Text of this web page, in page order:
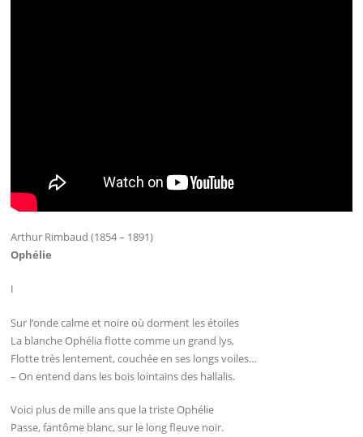
Arthur Rimbaud (1854 – 1891)
Ophélie
I
Sur l’onde calme et noire où dorment les étoiles
La blanche Ophélia flotte comme un grand lys,
Flotte très lentement, couchée en ses longs voiles…
– On entend dans les bois lointains des hallalis.
Voici plus de mille ans que la triste Ophélie
Passe, fantôme blanc, sur le long fleuve noir.